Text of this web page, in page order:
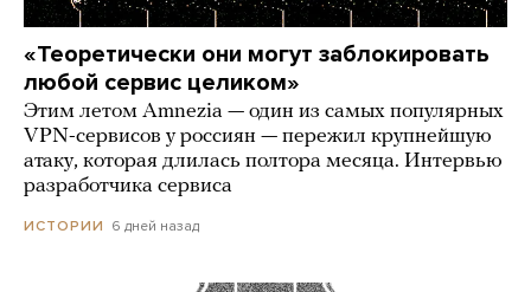
«Теоретически они могут заблокировать
любой сервис целиком»
Этим летом Amnezia — один из самых популярных
VPN-сервисов у россиян — пережил крупнейшую
атаку, которая длилась полтора месяца. Интервью
разработчика сервиса
ИСТОРИИ 6 дней назад